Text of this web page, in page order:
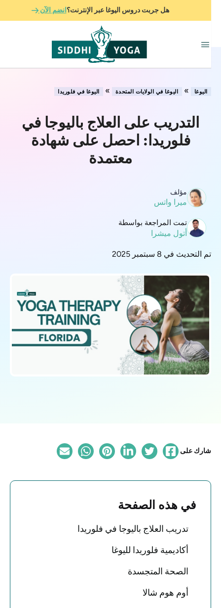
هل جربت دروس اليوغا عبر الإنترنت؟انضم الآن
اليوغا » اليوغا في الولايات المتحدة » اليوغا في فلوريدا
التدريب على العلاج باليوجا في
فلوريدا: احصل على شهادة
معتمدة
مؤلف
ميرا واتس
تمت المراجعة بواسطة
أتول ميشرا
تم التحديث في 8 سبتمبر 2025
شارك على
في هذه الصفحة
تدريب العلاج باليوجا في فلوريدا
أكاديمية فلوريدا لليوغا
الصحة المتجسدة
أوم هوم شالا